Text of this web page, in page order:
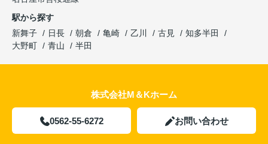
駅から探す
新舞子
日長 朝倉 亀崎 乙川 古見
知多半田
大野町
青山 半田
株式会社M＆Kホーム
0562-55-6272 お問い合わせ